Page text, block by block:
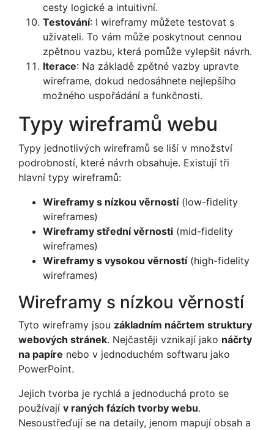
cesty logické a intuitivní.
Testování: I wireframy můžete testovat s
uživateli. To vám může poskytnout cennou
zpětnou vazbu, která pomůže vylepšit návrh.
Iterace: Na základě zpětné vazby upravte
wireframe, dokud nedosáhnete nejlepšího
možného uspořádání a funkčnosti.
Typy wireframů webu
Typy jednotlivých wireframů se liší v množství
podrobností, které návrh obsahuje. Existují tři
hlavní typy wireframů:
Wireframy s nízkou věrností(low-fidelity
wireframes)
Wireframy střední věrnosti (mid-fidelity
wireframes)
Wireframy s vysokou věrností(high-fidelity
wireframes)
Wireframy s nízkou věrností
Tyto wireframy jsou základním náčrtem struktury
webových stránek. Nejčastěji vznikají jako náčrty
na papíre nebo v jednoduchém softwaru jako
PowerPoint.
Jejich tvorba je rychlá a jednoduchá proto se
používají v raných fázích tvorby webu.
Nesoustřeďují se na detaily, jenom mapují obsah a